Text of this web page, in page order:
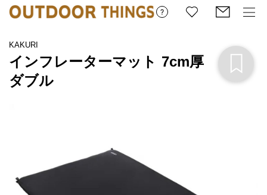
KAKURI
インフレーターマット 7cm厚
ダブル